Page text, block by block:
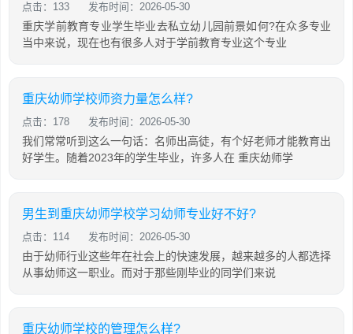
点击：133 发布时间：2026-05-30
重庆学前教育专业学生毕业去私立幼儿园前景如何?在众多专业
当中来说，现在也有很多人对于学前教育专业这个专业
重庆幼师学校师资力量怎么样?
点击：178 发布时间：2026-05-30
我们常常听到这么一句话：名师出高徒，有个好老师才能教育出
好学生。随着2023年的学生毕业，许多人在 重庆幼师学
男生到重庆幼师学校学习幼师专业好不好?
点击：114 发布时间：2026-05-30
由于幼师行业这些年在社会上的快速发展，越来越多的人都选择
从事幼师这一职业。而对于那些刚毕业的同学们来说
重庆幼师学校的管理怎么样?